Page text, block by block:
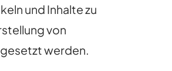
und Inhalte zu
von
werden.